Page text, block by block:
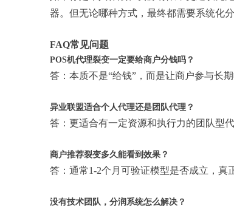
器。但无论哪种方式，最终都需要系统化
FAQ常见问题
POS机代理裂变一定要给商户分钱吗？
答：本质不是“给钱”，而是让商户参与长
异业联盟适合个人代理还是团队代理？
答：更适合有一定资源和执行力的团队型
商户推荐裂变多久能看到效果？
答：通常1-2个月可验证模型是否成立，真
没有技术团队，分润系统怎么解决？